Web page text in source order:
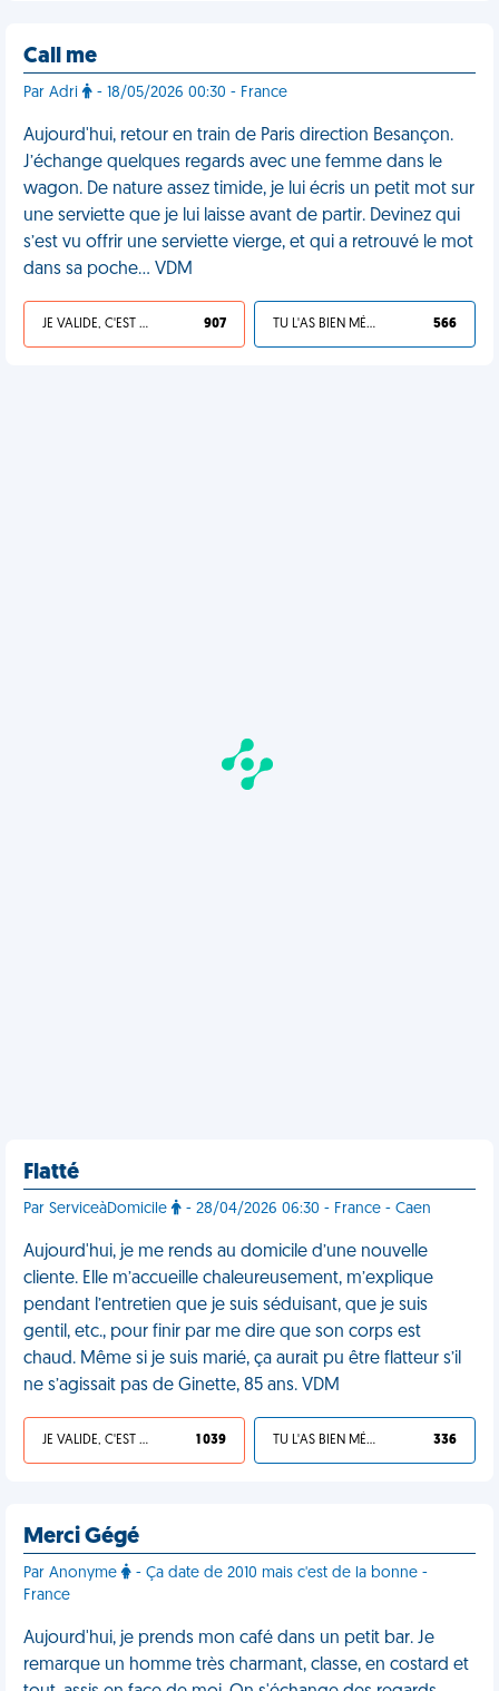
Call me
Par Adri - 18/05/2026 00:30 - France
Aujourd'hui, retour en train de Paris direction Besançon.
J’échange quelques regards avec une femme dans le
wagon. De nature assez timide, je lui écris un petit mot sur
une serviette que je lui laisse avant de partir. Devinez qui
s’est vu offrir une serviette vierge, et qui a retrouvé le mot
dans sa poche… VDM
JE VALIDE, C'EST UNE VDM 907 TU L'AS BIEN MÉRITÉ 566
Flatté
Par ServiceàDomicile - 28/04/2026 06:30 - France - Caen
Aujourd'hui, je me rends au domicile d’une nouvelle
cliente. Elle m’accueille chaleureusement, m’explique
pendant l’entretien que je suis séduisant, que je suis
gentil, etc., pour finir par me dire que son corps est
chaud. Même si je suis marié, ça aurait pu être flatteur s’il
ne s’agissait pas de Ginette, 85 ans. VDM
JE VALIDE, C'EST UNE VDM 1 039 TU L'AS BIEN MÉRITÉ 336
Merci Gégé
Par Anonyme
- Ça date de 2010 mais c'est de la bonne -
France
Aujourd'hui, je prends mon café dans un petit bar. Je
remarque un homme très charmant, classe, en costard et